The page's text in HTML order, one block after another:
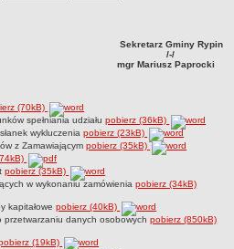
Gminy Rypin
Paprocki
(70kB)
spełniania udziałupobierz (36kB)
wykluczeniapobierz (23kB)
z Zamawiającympobierz (35kB)
pobierz (35kB)
w wykonaniu zamówieniapobierz (34kB)
kapitałowepobierz (40kB)
przetwarzaniu danych osobowychpobierz (850kB)
(19kB)